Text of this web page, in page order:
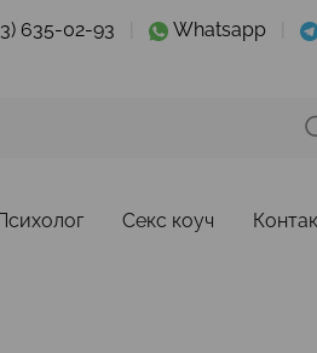
635-02-93 Whatsapp
Секс коуч